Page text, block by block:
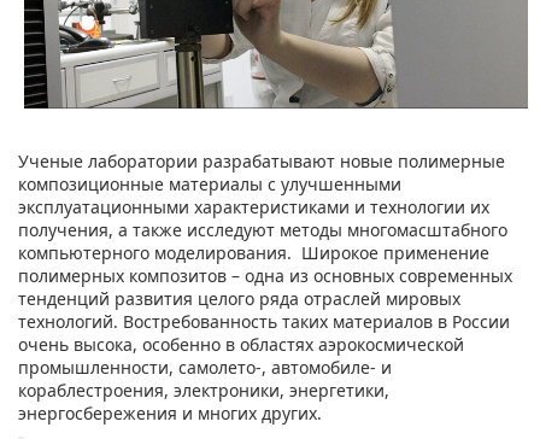
Ученые лаборатории разрабатывают новые полимерные
композиционные материалы с улучшенными
эксплуатационными характеристиками и технологии их
получения, а также исследуют методы многомасштабного
компьютерного моделирования. Широкое применение
полимерных композитов – одна из основных современных
тенденций развития целого ряда отраслей мировых
технологий. Востребованность таких материалов в России
очень высока, особенно в областях аэрокосмической
промышленности, самолето-, автомобиле- и
кораблестроения, электроники, энергетики,
энергосбережения и многих других.